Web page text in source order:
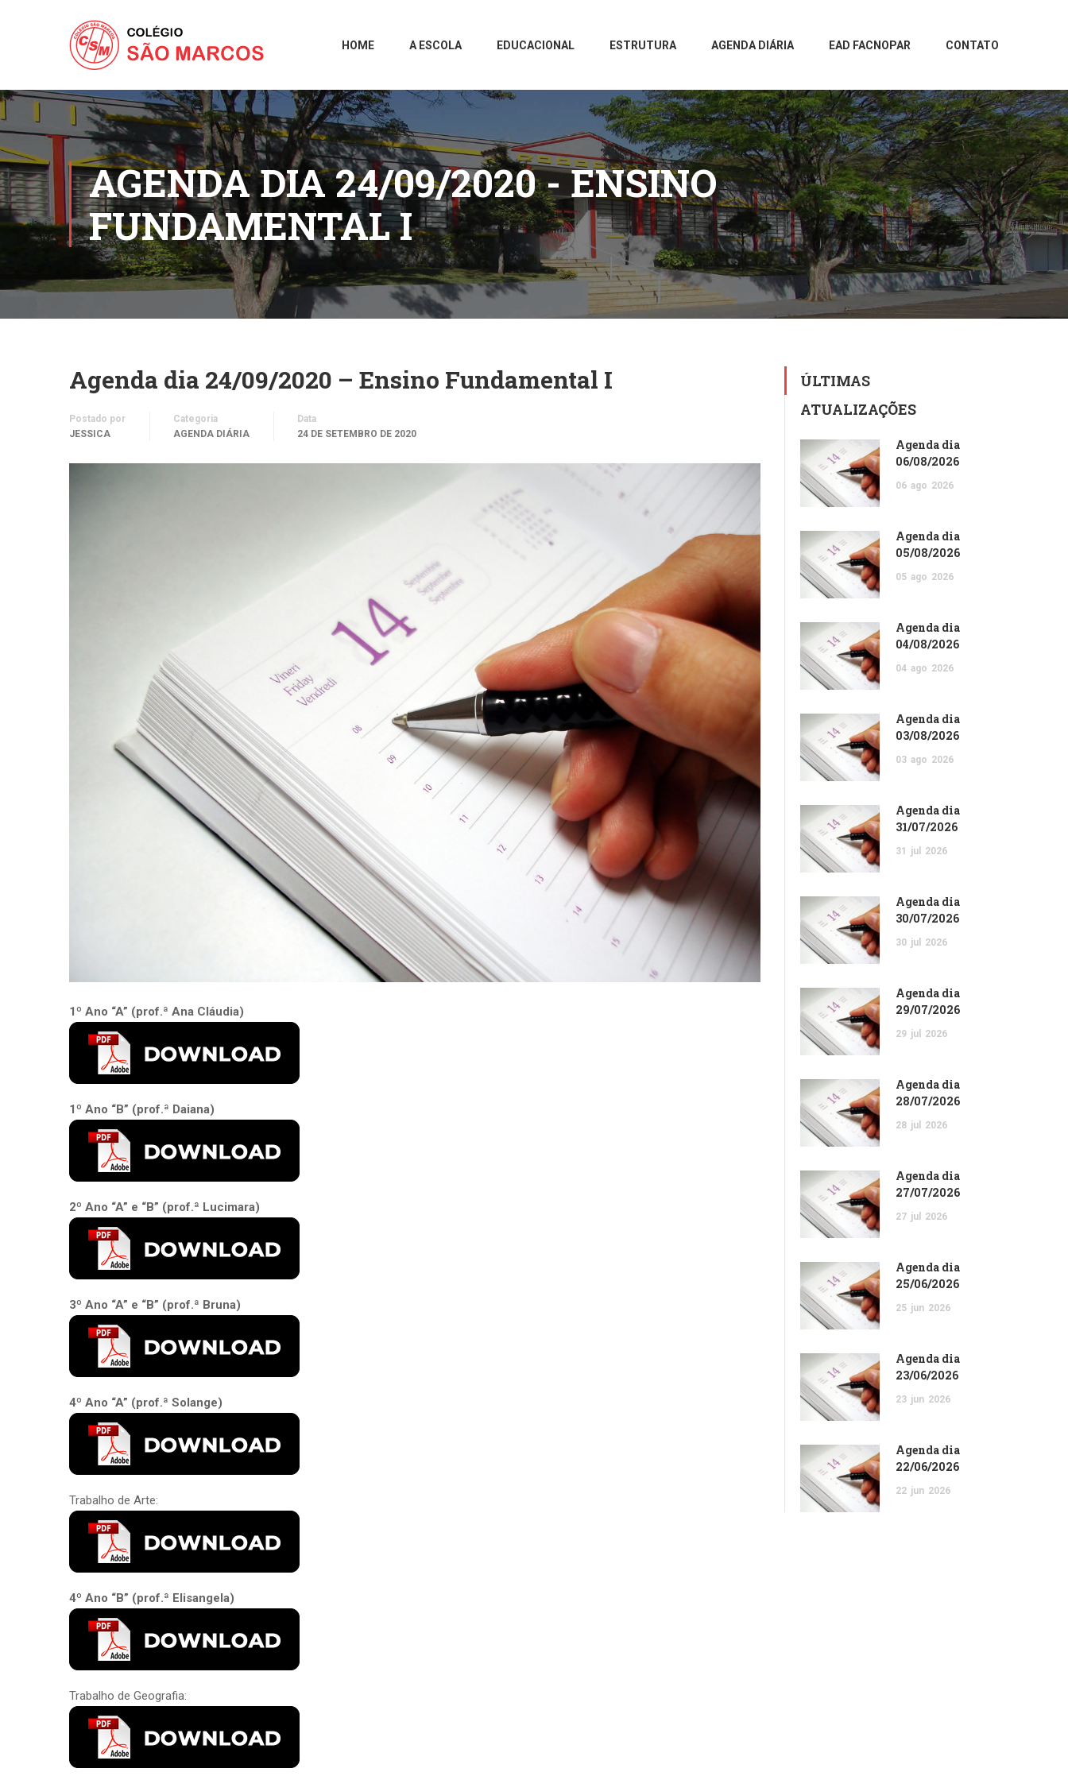
HOME A ESCOLA EDUCACIONAL ESTRUTURA AGENDA DIÁRIA EAD FACNOPAR CONTATO
AGENDA DIA 24/09/2020 - ENSINO
FUNDAMENTAL I
Agenda dia 24/09/2020 – Ensino Fundamental I
Postado por
JESSICA
Categoria
AGENDA DIÁRIA
Data
24 DE SETEMBRO DE 2020
1º Ano “A” (prof.ª Ana Cláudia)
1º Ano “B” (prof.ª Daiana)
2º Ano “A” e “B” (prof.ª Lucimara)
3º Ano “A” e “B” (prof.ª Bruna)
4º Ano “A” (prof.ª Solange)
Trabalho de Arte:
4º Ano “B” (prof.ª Elisangela)
Trabalho de Geografia:
ÚLTIMAS
ATUALIZAÇÕES
Agenda dia
06/08/2026
06 ago 2026
Agenda dia
05/08/2026
05 ago 2026
Agenda dia
04/08/2026
04 ago 2026
Agenda dia
03/08/2026
03 ago 2026
Agenda dia
31/07/2026
31 jul 2026
Agenda dia
30/07/2026
30 jul 2026
Agenda dia
29/07/2026
29 jul 2026
Agenda dia
28/07/2026
28 jul 2026
Agenda dia
27/07/2026
27 jul 2026
Agenda dia
25/06/2026
25 jun 2026
Agenda dia
23/06/2026
23 jun 2026
Agenda dia
22/06/2026
22 jun 2026